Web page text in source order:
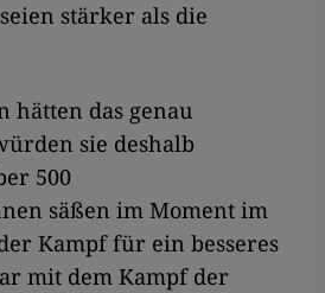
stärker als die
hätten das genau
sie deshalb
500
säßen im Moment im
Kampf für ein besseres
mit dem Kampf der